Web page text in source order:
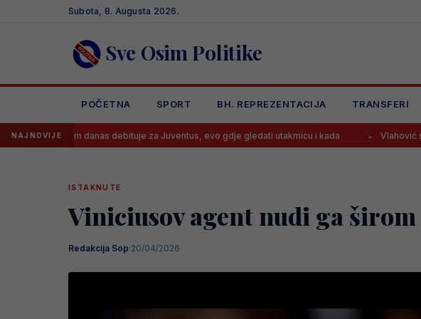
Subota, 8. Augusta 2026.
Sve Osim Politike
POČETNA SPORT BH. REPREZENTACIJA TRANSFERI
NAJNOVIJE
danas debituje za Juventus, evo gdje gledati utakmicu i kada Vlahović stiže u
ISTAKNUTE
Viniciusov agent nudi ga
Redakcija Sop·20/04/2026